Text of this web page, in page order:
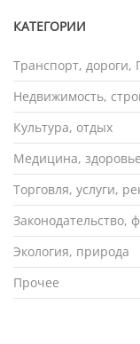
КАТЕГОРИИ
Транспорт, дороги,
Недвижимость,
Культура, отдых
Медицина,
Торговля, услуги,
Законодательство,
Экология, природа
Прочее